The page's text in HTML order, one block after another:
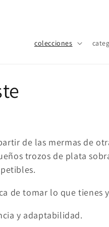
colecciones
de las mermas de
trozos de plata
de tomar lo que tienes
y adaptabilidad.